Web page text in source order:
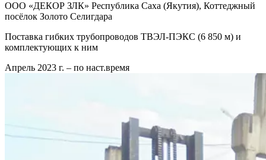
ООО «ДЕКОР ЗЛК» Республика Саха (Якутия), Коттеджный
посёлок Золото Селигдара
Поставка гибких трубопроводов ТВЭЛ-ПЭКС (6 850 м) и
комплектующих к ним
Апрель 2023 г. – по наст.время